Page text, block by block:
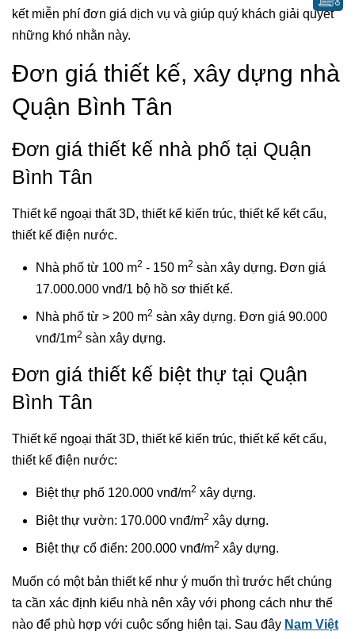
kết miễn phí đơn giá dịch vụ và giúp quý khách giải quyết
những khó nhằn này.
Đơn giá thiết kế, xây dựng nhà
Quận Bình Tân
Đơn giá thiết kế nhà phố tại Quận
Bình Tân
Thiết kế ngoại thất 3D, thiết kế kiến trúc, thiết kế kết cấu,
thiết kế điện nước.
Nhà phố từ 100 m2 - 150 m2 sàn xây dựng. Đơn giá
17.000.000 vnđ/1 bộ hồ sơ thiết kế.
Nhà phố từ > 200 m2 sàn xây dựng. Đơn giá 90.000
vnđ/1m2 sàn xây dựng.
Đơn giá thiết kế biệt thự tại Quận
Bình Tân
Thiết kế ngoại thất 3D, thiết kế kiến trúc, thiết kế kết cấu,
thiết kế điện nước:
Biệt thự phố 120.000 vnđ/m2 xây dựng.
Biệt thự vườn: 170.000 vnđ/m2 xây dựng.
Biệt thự cổ điển: 200.000 vnđ/m2 xây dựng.
Muốn có một bản thiết kế như ý muốn thì trước hết chúng
ta cần xác định kiểu nhà nên xây với phong cách như thế
nào để phù hợp với cuộc sống hiện tại. Sau đây Nam Việt